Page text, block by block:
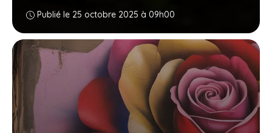
Publié le 25 octobre 2025 à 09h00